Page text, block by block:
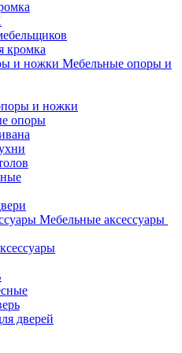
кромка
Мебельные опоры и
и ножки
опоры
Мебельные аксессуары
дверей